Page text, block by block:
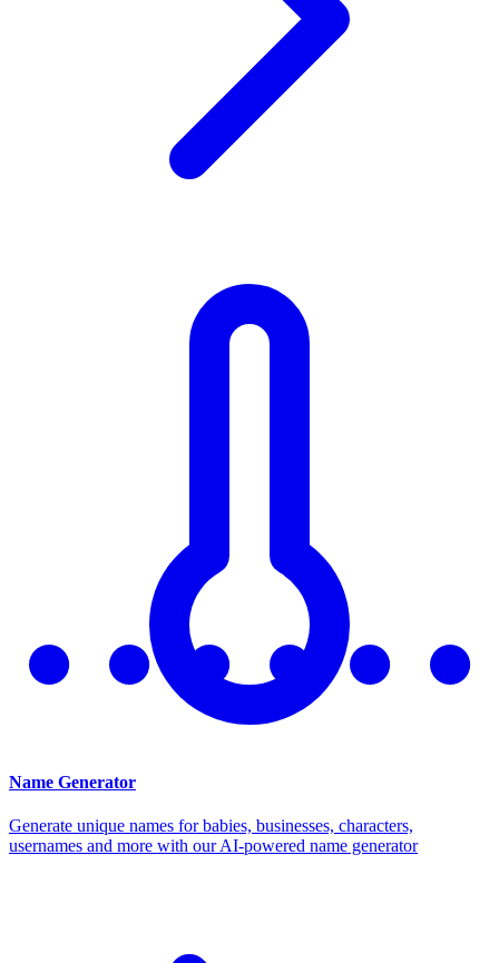
Name Generator
Generate unique names for babies, businesses, characters,
usernames and more with our AI-powered name generator